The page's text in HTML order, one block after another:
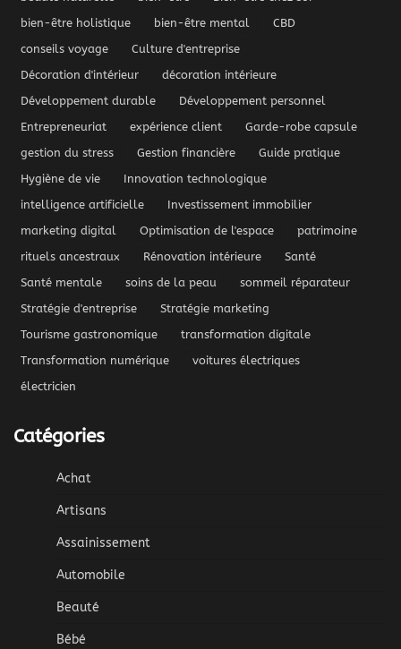
bien-être holistique
bien-être mental
CBD
conseils voyage
Culture d'entreprise
Décoration d'intérieur
décoration intérieure
Développement durable
Développement personnel
Entrepreneuriat
expérience client
Garde-robe capsule
gestion du stress
Gestion financière
Guide pratique
Hygiène de vie
Innovation technologique
intelligence artificielle
Investissement immobilier
marketing digital
Optimisation de l'espace
patrimoine
rituels ancestraux
Rénovation intérieure
Santé
Santé mentale
soins de la peau
sommeil réparateur
Stratégie d'entreprise
Stratégie marketing
Tourisme gastronomique
transformation digitale
Transformation numérique
voitures électriques
électricien
Catégories
Achat
Artisans
Assainissement
Automobile
Beauté
Bébé